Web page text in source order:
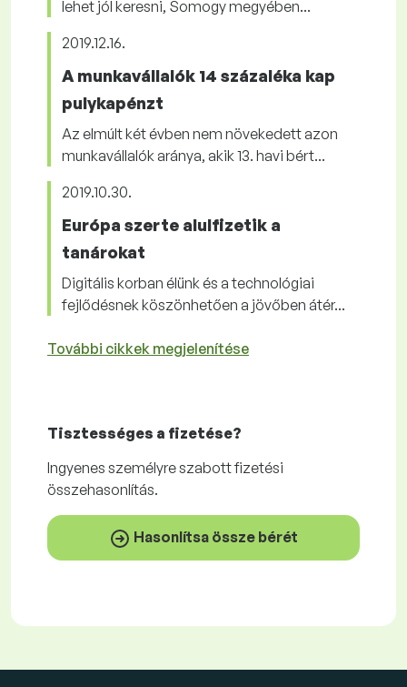
lehet jól keresni, Somogy megyében...
2019.12.16.
A munkavállalók 14 százaléka kap
pulykapénzt
Az elmúlt két évben nem növekedett azon
munkavállalók aránya, akik 13. havi bért...
2019.10.30.
Európa szerte alulfizetik a
tanárokat
Digitális korban élünk és a technológiai
fejlődésnek köszönhetően a jövőben átér...
További cikkek megjelenítése
Tisztességes a fizetése?
Ingyenes személyre szabott fizetési
összehasonlítás.
Hasonlítsa össze bérét